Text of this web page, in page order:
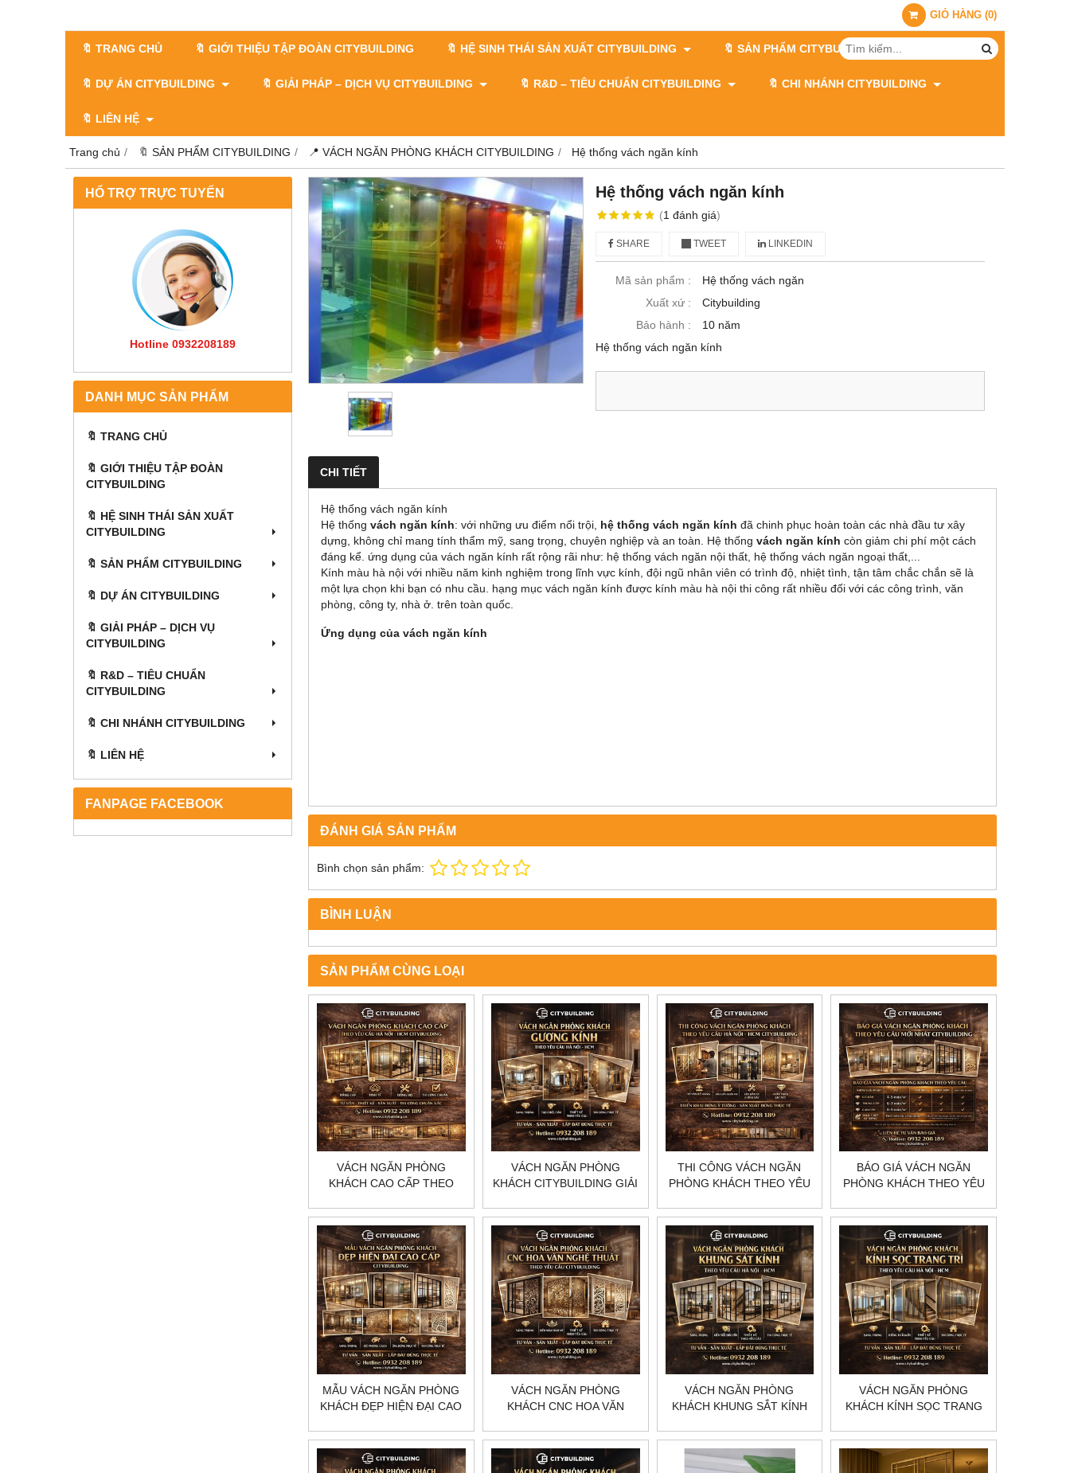
GIỎ HÀNG (0)
🔖 TRANG CHỦ 🔖 GIỚI THIỆU TẬP ĐOÀN CITYBUILDING 🔖 HỆ SINH THÁI SẢN XUẤT CITYBUILDING 🔖 SẢN PHẨM CITYBUILDING
🔖 DỰ ÁN CITYBUILDING 🔖 GIẢI PHÁP – DỊCH VỤ CITYBUILDING 🔖​​​​​​​ R&D – TIÊU CHUẨN CITYBUILDING 🔖 CHI NHÁNH CITYBUILDING
🔖 LIÊN HỆ
Trang chủ 🔖 SẢN PHẨM CITYBUILDING 📍 VÁCH NGĂN PHÒNG KHÁCH CITYBUILDING Hệ thống vách ngăn kính
HỔ TRỢ TRỰC TUYẾN
Hotline 0932208189
DANH MỤC SẢN PHẨM
🔖 TRANG CHỦ
🔖 GIỚI THIỆU TẬP ĐOÀN
CITYBUILDING
🔖 HỆ SINH THÁI SẢN XUẤT
CITYBUILDING
🔖 SẢN PHẨM CITYBUILDING
🔖 DỰ ÁN CITYBUILDING
🔖 GIẢI PHÁP – DỊCH VỤ
CITYBUILDING
🔖​​​​​​​ R&D – TIÊU CHUẨN
CITYBUILDING
🔖 CHI NHÁNH CITYBUILDING
🔖 LIÊN HỆ
FANPAGE FACEBOOK
Hệ thống vách ngăn kính
(1 đánh giá)
SHARE TWEET LINKEDIN
Mã sản phẩm :
Hệ thống vách ngăn
Xuất xứ :
Citybuilding
Bảo hành :
10 năm
Hệ thống vách ngăn kính
CHI TIẾT
Hệ thống vách ngăn kính
Hệ thống vách ngăn kính: với những ưu điểm nổi trội, hệ thống vách ngăn kính đã chinh phục hoàn toàn các nhà đầu tư xây
dựng, không chỉ mang tính thẩm mỹ, sang trọng, chuyên nghiệp và an toàn. Hệ thống vách ngăn kính còn giảm chi phí một cách
đáng kể. ứng dụng của vách ngăn kính rất rộng rãi như: hệ thống vách ngăn nội thất, hệ thống vách ngăn ngoại thất,...
Kính màu hà nội với nhiều năm kinh nghiệm trong lĩnh vực kính, đội ngũ nhân viên có trình độ, nhiệt tình, tận tâm chắc chắn sẽ là
một lựa chọn khi bạn có nhu cầu. hạng mục vách ngăn kính được kính màu hà nội thi công rất nhiều đối với các công trình, văn
phòng, công ty, nhà ở. trên toàn quốc.
Ứng dụng của vách ngăn kính
ĐÁNH GIÁ SẢN PHẨM
Bình chọn sản phẩm:
BÌNH LUẬN
SẢN PHẨM CÙNG LOẠI
VÁCH NGĂN PHÒNG
KHÁCH CAO CẤP THEO
CITYBUILDING
VÁCH NGĂN PHÒNG
KHÁCH CITYBUILDING GIẢI
YÊU CẦU
THI CÔNG VÁCH NGĂN
PHÒNG KHÁCH THEO YÊU
CITYBUILDING
BÁO GIÁ VÁCH NGĂN
PHÒNG KHÁCH THEO YÊU
CITYBUILDING
MẪU VÁCH NGĂN PHÒNG
KHÁCH ĐẸP HIỆN ĐẠI CAO
VÁCH NGĂN PHÒNG
KHÁCH CNC HOA VĂN
CẦU CITYBUILDING
VÁCH NGĂN PHÒNG
KHÁCH KHUNG SẮT KÍNH
HCM CITYBUILDING
VÁCH NGĂN PHÒNG
KHÁCH KÍNH SỌC TRANG
HCM CITYBUILDING